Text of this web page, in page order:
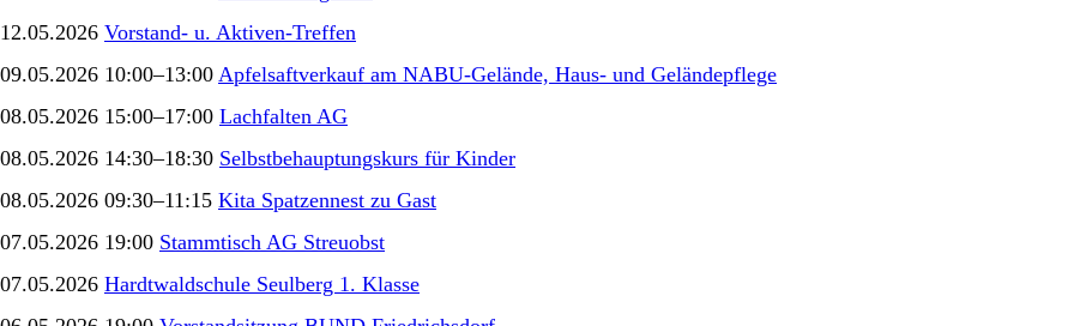
12.05.2026 Vorstand- u. Aktiven-Treffen
09.05.2026 10:00–13:00 Apfelsaftverkauf am NABU-Gelände, Haus- und Geländepflege
08.05.2026 15:00–17:00 Lachfalten AG
08.05.2026 14:30–18:30 Selbstbehauptungskurs für Kinder
08.05.2026 09:30–11:15 Kita Spatzennest zu Gast
07.05.2026 19:00 Stammtisch AG Streuobst
07.05.2026 Hardtwaldschule Seulberg 1. Klasse